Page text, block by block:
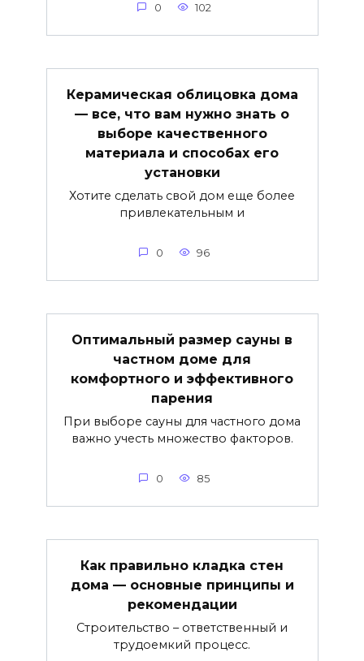
0 102
Керамическая облицовка дома
— все, что вам нужно знать о
выборе качественного
материала и способах его
установки
Хотите сделать свой дом еще более
привлекательным и
0 96
Оптимальный размер сауны в
частном доме для
комфортного и эффективного
парения
При выборе сауны для частного дома
важно учесть множество факторов.
0 85
Как правильно кладка стен
дома — основные принципы и
рекомендации
Строительство – ответственный и
трудоемкий процесс.